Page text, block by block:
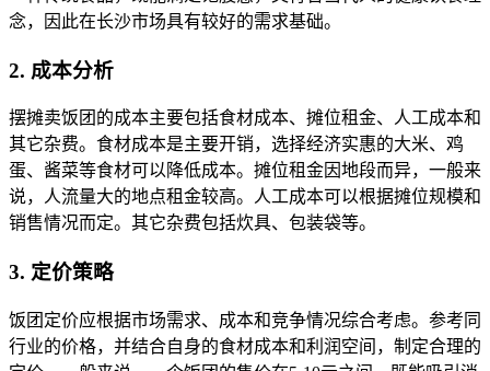
念，因此在长沙市场具有较好的需求基础。
2. 成本分析
摆摊卖饭团的成本主要包括食材成本、摊位租金、人工成本和
其它杂费。食材成本是主要开销，选择经济实惠的大米、鸡
蛋、酱菜等食材可以降低成本。摊位租金因地段而异，一般来
说，人流量大的地点租金较高。人工成本可以根据摊位规模和
销售情况而定。其它杂费包括炊具、包装袋等。
3. 定价策略
饭团定价应根据市场需求、成本和竞争情况综合考虑。参考同
行业的价格，并结合自身的食材成本和利润空间，制定合理的